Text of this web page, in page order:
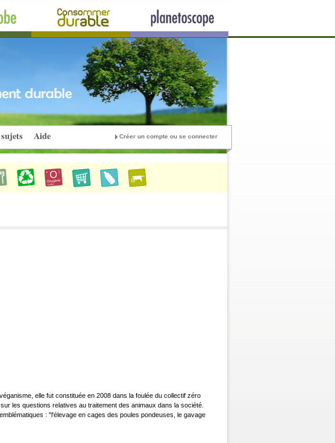
Aide Créer un compte ou se connecter
elle fut constituée en 2008 dans la foulée du collectif zéro
les questions relatives au traitement des animaux dans la société.
: "l'élevage en cages des poules pondeuses, le gavage